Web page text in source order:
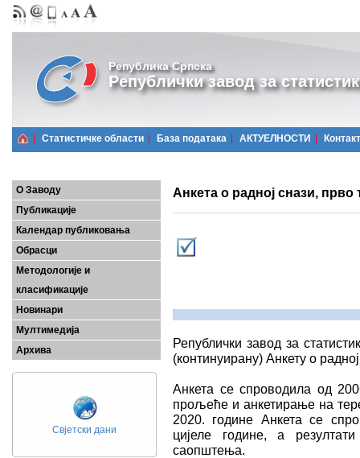
Република Српска
Републички завод за
Статистичке области Базa података АКТУЕЛНОСТИ Контакт
О Заводу
Публикације
Календар публиковања
Обрасци
Методологије и
класификације
Новинари
Мултимедија
Архива
Свјетски дани
Анкета о радној снази, прво
Републички завод за
(континуирану) Анкету о
Анкета се спроводила од
прољеће и анкетирање на
2020. године Анкета се
цијеле године, а
саопштења.